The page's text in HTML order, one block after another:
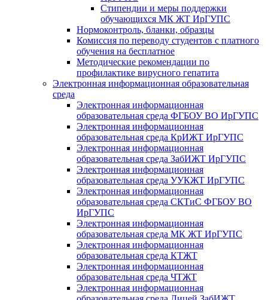
Стипендии и меры поддержки
обучающихся МК ЖТ ИрГУПС
Нормоконтроль, бланки, образцы
Комиссия по переводу студентов с платного
обучения на бесплатное
Методические рекомендации по
профилактике вирусного гепатита
Электронная информационная образовательная
среда
Электронная информационная
образовательная среда ФГБОУ ВО ИрГУПС
Электронная информационная
образовательная среда КрИЖТ ИрГУПС
Электронная информационная
образовательная среда ЗабИЖТ ИрГУПС
Электронная информационная
образовательная среда УУКЖТ ИрГУПС
Электронная информационная
образовательная среда СКТиС ФГБОУ ВО
ИрГУПС
Электронная информационная
образовательная среда МК ЖТ ИрГУПС
Электронная информационная
образовательная среда КТЖТ
Электронная информационная
образовательная среда ЧТЖТ
Электронная информационная